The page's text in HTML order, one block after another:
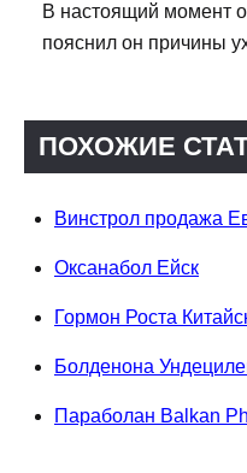
В настоящий момент
пояснил он причины
ПОХОЖИЕ
Винстрол продажа
Оксанабол Ейск
Гормон Роста
Болденона
Параболан Balkan